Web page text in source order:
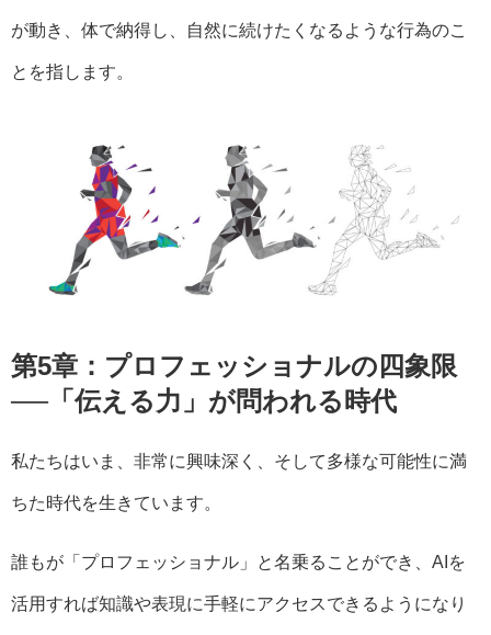
が動き、体で納得し、自然に続けたくなるような行為のこ
とを指します。
第5章：プロフェッショナルの四象限
──「伝える力」が問われる時代
私たちはいま、非常に興味深く、そして多様な可能性に満
ちた時代を生きています。
誰もが「プロフェッショナル」と名乗ることができ、AIを
活用すれば知識や表現に手軽にアクセスできるようになり